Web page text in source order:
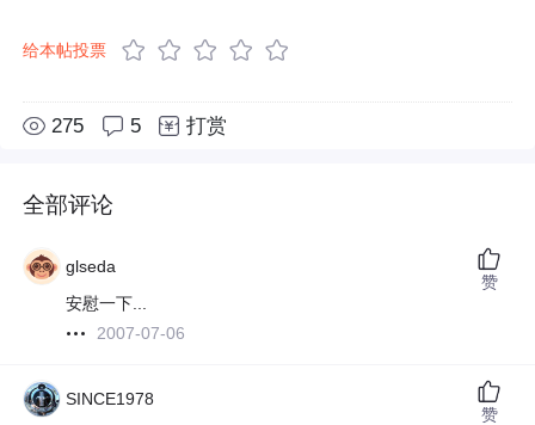
给本帖投票
275 5 打赏
全部评论
glseda
安慰一下...
2007-07-06
赞
SINCE1978
赞